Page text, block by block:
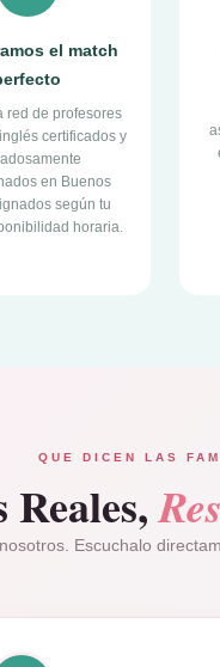
el match
red de profesores
certificados y
en Buenos
según tu
horaria.
QUE DICEN LAS
Reales,
Escuchalo